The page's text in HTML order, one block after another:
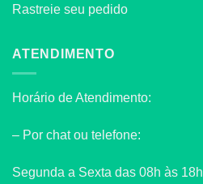
Rastreie seu pedido
ATENDIMENTO
Horário de Atendimento:
– Por chat ou telefone:
Segunda a Sexta das 08h às 18h